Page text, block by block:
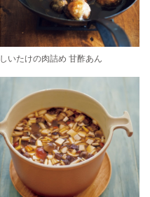
しいたけの肉詰め 甘酢あん